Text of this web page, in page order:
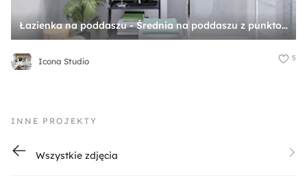
Łazienka na poddaszu - Średnia na poddaszu z punktowym oświetleniem łazienka z oknem, styl nowoczesny - zdjęcie od Icona Studio
Icona Studio 5
INNE PROJEKTY
Wszystkie zdjęcia